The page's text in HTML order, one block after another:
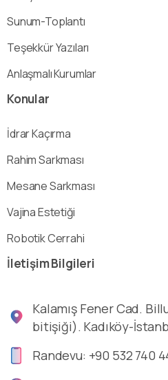
Sunum-Toplantı
Teşekkür Yazıları
Anlaşmalı Kurumlar
Konular
İdrar Kaçırma
Rahim Sarkması
Mesane Sarkması
Vajina Estetiği
Robotik Cerrahi
İletişimBilgileri
Kalamış Fener Cad.
bitişiği). Kadıköy-
Randevu: +90 532 740